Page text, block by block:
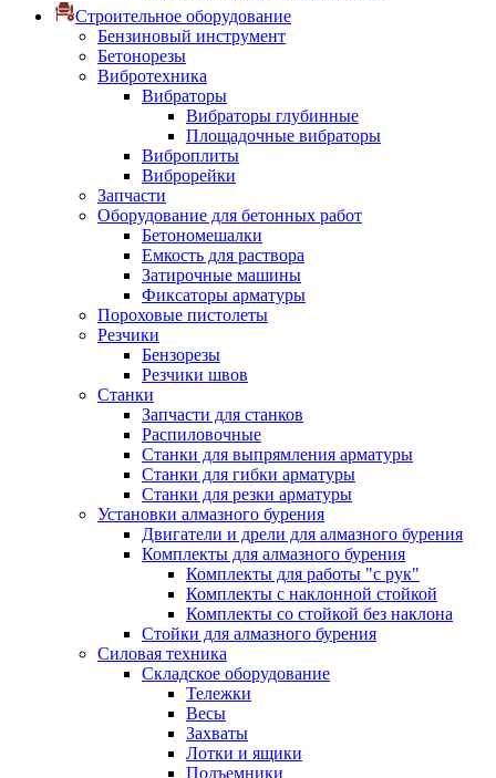
Строительное оборудование
Бензиновый инструмент
Бетонорезы
Вибротехника
Вибраторы
Вибраторы глубинные
Площадочные вибраторы
Виброплиты
Виброрейки
Запчасти
Оборудование для бетонных работ
Бетономешалки
Емкость для раствора
Затирочные машины
Фиксаторы арматуры
Пороховые пистолеты
Резчики
Бензорезы
Резчики швов
Станки
Запчасти для станков
Распиловочные
Станки для выпрямления арматуры
Станки для гибки арматуры
Станки для резки арматуры
Установки алмазного бурения
Двигатели и дрели для алмазного бурения
Комплекты для алмазного бурения
Комплекты для работы "с рук"
Комплекты с наклонной стойкой
Комплекты со стойкой без наклона
Стойки для алмазного бурения
Силовая техника
Складское оборудование
Тележки
Весы
Захваты
Лотки и ящики
Подъемники